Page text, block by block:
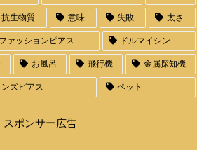
抗生物質 意味 失敗 太さ
ファッションピアス ドルマイシン
お風呂 飛行機 金属探知機
ンズピアス ペット
スポンサー広告